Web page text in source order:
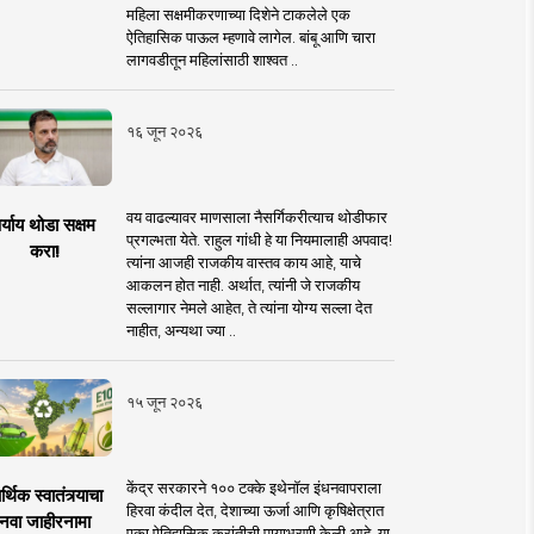
महिला सक्षमीकरणाच्या दिशेने टाकलेले एक
ऐतिहासिक पाऊल म्हणावे लागेल. बांबू आणि चारा
लागवडीतून महिलांसाठी शाश्वत ..
१६ जून २०२६
थोडा सक्षम
करा!
वय वाढल्यावर माणसाला नैसर्गिकरीत्याच थोडीफार
प्रगल्भता येते. राहुल गांधी हे या नियमालाही अपवाद!
त्यांना आजही राजकीय वास्तव काय आहे, याचे
आकलन होत नाही. अर्थात, त्यांनी जे राजकीय
सल्लागार नेमले आहेत, ते त्यांना योग्य सल्ला देत
नाहीत, अन्यथा ज्या ..
१५ जून २०२६
स्वातंत्र्याचा
जाहीरनामा
केंद्र सरकारने १०० टक्के इथेनॉल इंधनवापराला
हिरवा कंदील देत, देशाच्या ऊर्जा आणि कृषिक्षेत्रात